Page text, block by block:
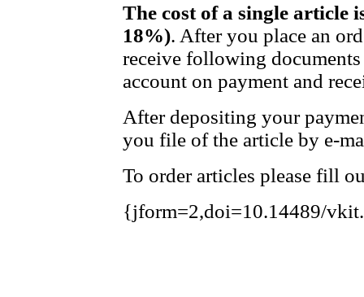
The cost of a single article
18%). After you place an
receive following
account on payment and
After depositing your
you file of the article by e-
To order articles please fill
{jform=2,doi=10.14489/